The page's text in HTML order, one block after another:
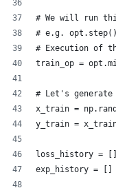
# We will run
# e.g.
# Execution of
train_op =
# Let's generate
x_train =
y_train =
loss_history = []
exp_history = []